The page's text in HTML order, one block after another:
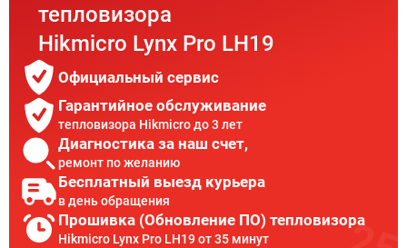
тепловизора
Hikmicro Lynx Pro LH19
Официальный сервис
Гарантийное обслуживание
тепловизора Hikmicro до 3 лет
Диагностика за наш счет,
ремонт по желанию
Бесплатный выезд курьера
в день обращения
Прошивка (Обновление ПО) тепловизора
Hikmicro Lynx Pro LH19 от 35 минут